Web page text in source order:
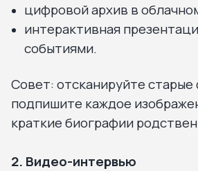
цифровой архив в
интерактивная
событиями.
Совет: отсканируйте старые
подпишите каждое
краткие биографии
2. Видео-интервью